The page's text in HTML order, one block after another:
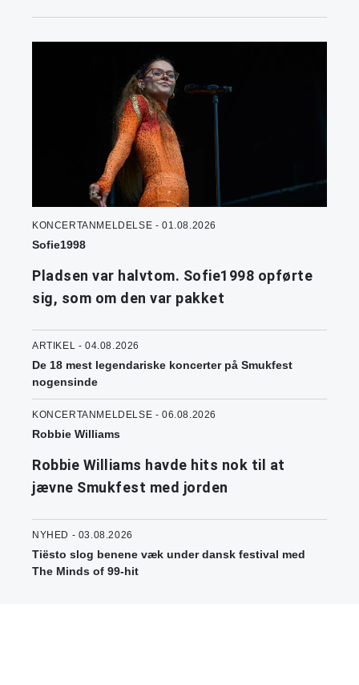
KONCERTANMELDELSE - 01.08.2026
Sofie1998
Pladsen var halvtom. Sofie1998 opførte
sig, som om den var pakket
ARTIKEL - 04.08.2026
De 18 mest legendariske koncerter på Smukfest
nogensinde
KONCERTANMELDELSE - 06.08.2026
Robbie Williams
Robbie Williams havde hits nok til at
jævne Smukfest med jorden
NYHED - 03.08.2026
Tiësto slog benene væk under dansk festival med
The Minds of 99-hit